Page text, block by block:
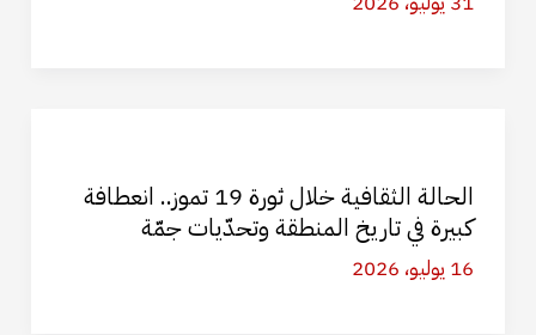
الحالة الثقافية خلال ثورة 19 تموز.. انعطافة
كبيرة في تاريخ المنطقة وتحدّيات جمّة
16 يوليو، 2026